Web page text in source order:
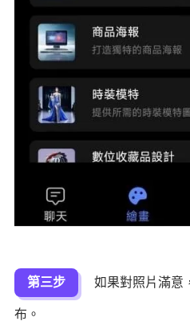
第三步
如果對照片滿意
布。